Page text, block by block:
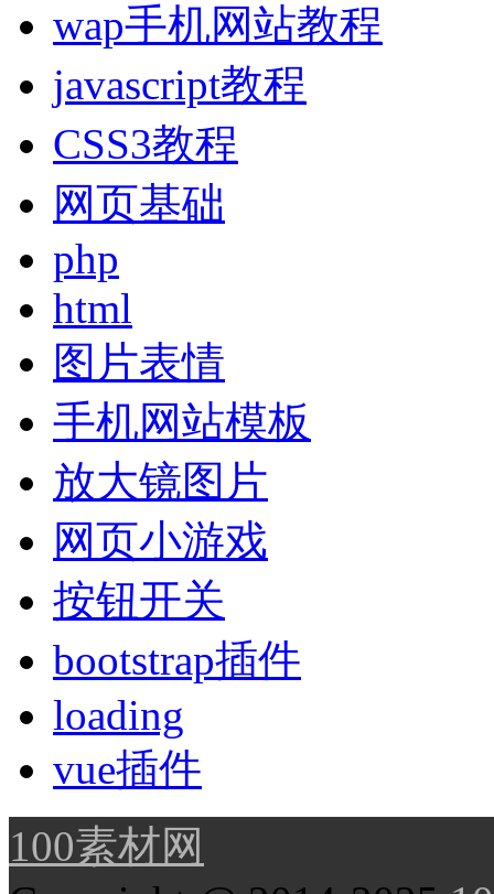
wap手机网站教程
javascript教程
CSS3教程
网页基础
php
html
图片表情
手机网站模板
放大镜图片
网页小游戏
按钮开关
bootstrap插件
loading
vue插件
100素材网